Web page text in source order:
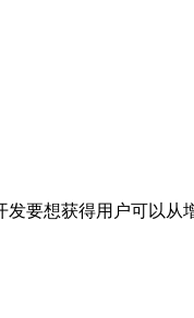
要想获得用户可以从